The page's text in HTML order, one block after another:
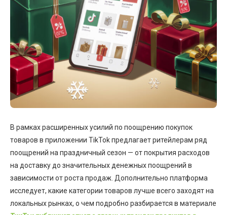
В рамках расширенных усилий по поощрению покупок
товаров в приложении TikTok предлагает ритейлерам ряд
поощрений на праздничный сезон — от покрытия расходов
на доставку до значительных денежных поощрений в
зависимости от роста продаж. Дополнительно платформа
исследует, какие категории товаров лучше всего заходят на
локальных рынках, о чем подробно разбирается в материале